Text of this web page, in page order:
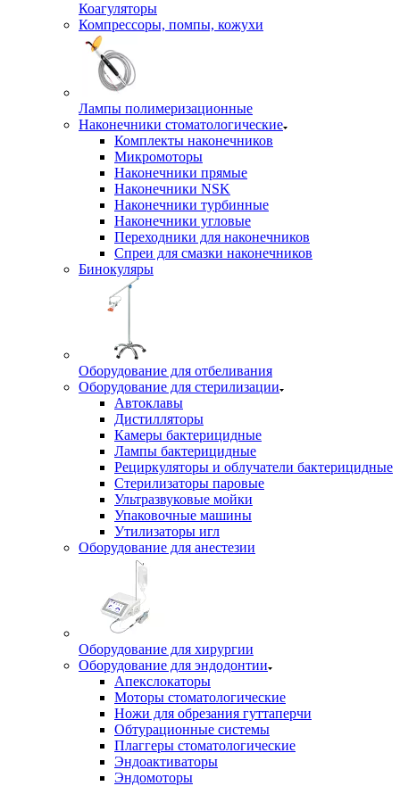
Коагуляторы
Компрессоры, помпы, кожухи
Лампы полимеризационные
Наконечники стоматологические
Комплекты наконечников
Микромоторы
Наконечники прямые
Наконечники NSK
Наконечники турбинные
Наконечники угловые
Переходники для наконечников
Спреи для смазки наконечников
Бинокуляры
Оборудование для отбеливания
Оборудование для стерилизации
Автоклавы
Дистилляторы
Камеры бактерицидные
Лампы бактерицидные
Рециркуляторы и облучатели бактерицидные
Стерилизаторы паровые
Ультразвуковые мойки
Упаковочные машины
Утилизаторы игл
Оборудование для анестезии
Оборудование для хирургии
Оборудование для эндодонтии
Апекслокаторы
Моторы стоматологические
Ножи для обрезания гуттаперчи
Обтурационные системы
Плаггеры стоматологические
Эндоактиваторы
Эндомоторы